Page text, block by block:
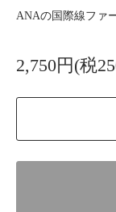
ANAの国際線ファ
2,750円(税